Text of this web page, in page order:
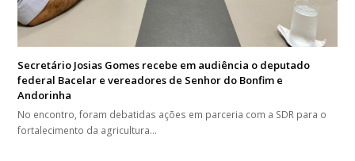
Secretário Josias Gomes recebe em audiência o deputado
federal Bacelar e vereadores de Senhor do Bonfim e
Andorinha
No encontro, foram debatidas ações em parceria com a SDR para o
fortalecimento da agricultura…